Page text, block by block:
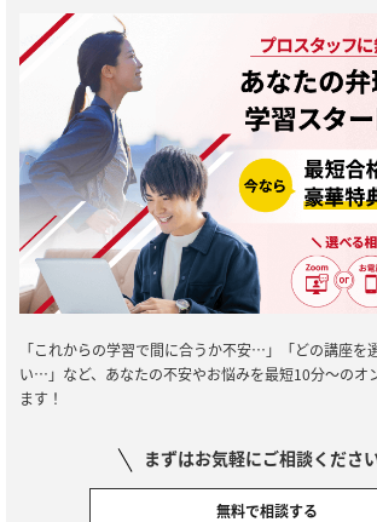
「これからの学習で間に合うか不安…」「どの講座を
い…」など、あなたの不安やお悩みを最短10分～のオ
ます！
まずはお気軽にご相談くださ
無料で相談する